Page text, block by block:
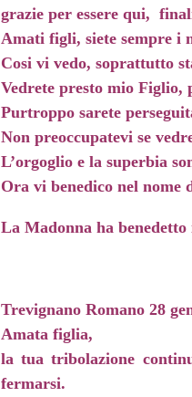
grazie per essere qui,
Amati figli, siete sempre i
Cosi vi vedo, soprattutto
Vedrete presto mio Figlio,
Purtroppo sarete
Non preoccupatevi se
L’orgoglio e la superbia
Ora vi benedico nel nome
La Madonna ha
Trevignano Romano 28
Amata figlia,
la tua tribolazione
fermarsi.